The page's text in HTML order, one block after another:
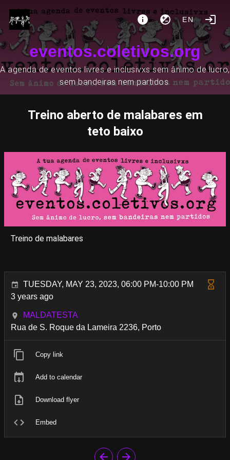
EN
eventos.coletivos.org
A agenda de eventos livres e inclusivxs sem ânimo de lucro,
sem bandeiras nem partidos.
Treino aberto de malabares em
teto baixo
Treino de malabares
TUESDAY, MAY 23, 2023, 06:00 PM-10:00 PM
3 years ago
MALDATESTA
Rua de S. Roque da Lameira 2236, Porto
Copy link
Add to calendar
Download flyer
Embed